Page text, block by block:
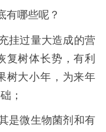
有哪些呢？
挂过量大造成的营
复树体长势，有利
树大小年，为来年
；
是微生物菌剂和有